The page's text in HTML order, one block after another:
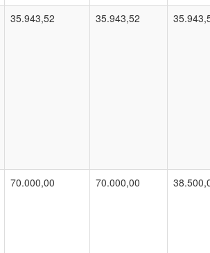
35.943,52 35.943,52
70.000,00 70.000,00